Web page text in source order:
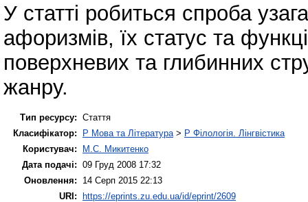
У статті робиться спроба
афоризмів, їх статус та
поверхневих та глибинних
жанру.
Тип ресурсу: Стаття
Класифікатор:
P Мова та Література > P Філологія. Лінгвістика
Користувач:
М.С. Микитенко
Дата подачі: 09 Груд 2008 17:32
Оновлення:
14 Серп 2015 22:13
URI: https://eprints.zu.edu.ua/id/eprint/2609